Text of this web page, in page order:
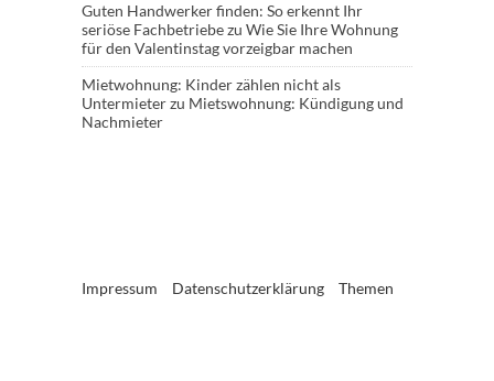
Guten Handwerker finden: So erkennt Ihr
seriöse Fachbetriebezu Wie Sie Ihre Wohnung
für den Valentinstag vorzeigbar machen
Mietwohnung: Kinder zählen nicht als
Untermieterzu Mietswohnung: Kündigung und
Nachmieter
Impressum Datenschutzerklärung Themen